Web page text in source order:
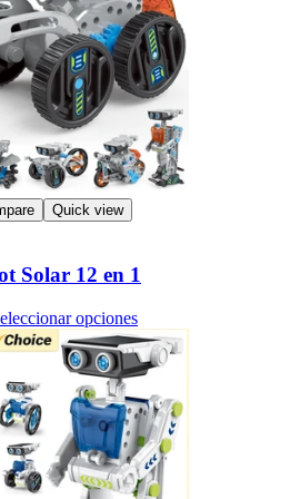
Quick view
Solar 12 en 1
opcionesEste
producto
tiene
múltiples
variantes.
Las
opciones
se
pueden